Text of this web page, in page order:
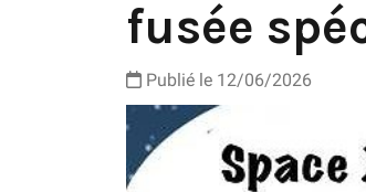
fusée
Publié le 12/06/2026